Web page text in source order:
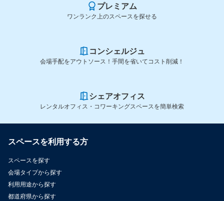
プレミアム
ワンランク上のスペースを探せる
コンシェルジュ
会場手配をアウトソース！手間を省いてコスト削減！
シェアオフィス
レンタルオフィス・コワーキングスペースを簡単検索
スペースを利用する方
スペースを探す
会場タイプから探す
利用用途から探す
都道府県から探す